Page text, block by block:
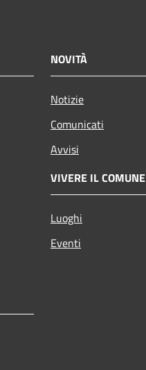
NOVITÀ
Notizie
Comunicati
Avvisi
VIVERE IL COMUNE
Luoghi
Eventi